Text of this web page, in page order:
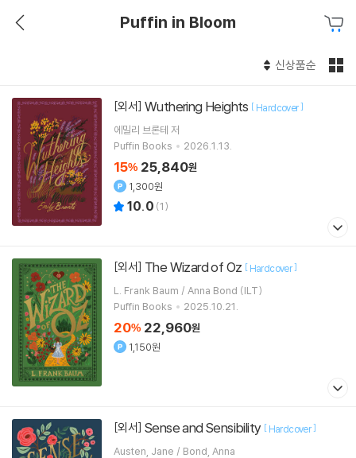
Puffin in Bloom
신상품순
[외서] Wuthering Heights [ Hardcover]
에밀리 브론테 저
Puffin Books
2026.1.13.
15% 25,840원
1,300원
10.0 (1)
[외서] The Wizard of Oz [ Hardcover]
L. Frank Baum / Anna Bond (ILT)
Puffin Books
2025.10.21.
20% 22,960원
1,150원
[외서] Sense and Sensibility [ Hardcover]
Austen, Jane / Bond, Anna